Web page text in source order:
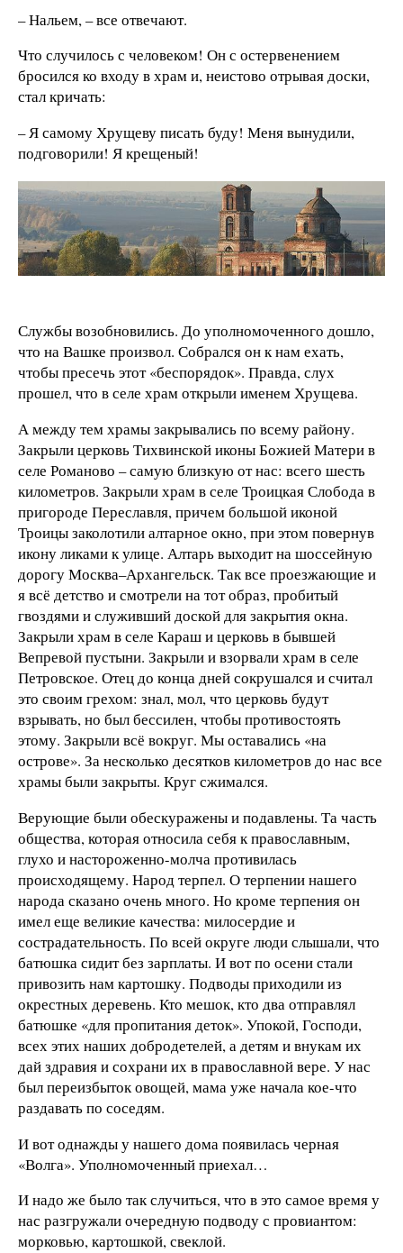
– Нальем, – все отвечают.
Что случилось с человеком! Он с остервенением
бросился ко входу в храм и, неистово отрывая доски,
стал кричать:
– Я самому Хрущеву писать буду! Меня вынудили,
подговорили! Я крещеный!
Службы возобновились. До уполномоченного дошло,
что на Вашке произвол. Собрался он к нам ехать,
чтобы пресечь этот «беспорядок». Правда, слух
прошел, что в селе храм открыли именем Хрущева.
А между тем храмы закрывались по всему району.
Закрыли церковь Тихвинской иконы Божией Матери в
селе Романово – самую близкую от нас: всего шесть
километров. Закрыли храм в селе Троицкая Слобода в
пригороде Переславля, причем большой иконой
Троицы заколотили алтарное окно, при этом повернув
икону ликами к улице. Алтарь выходит на шоссейную
дорогу Москва–Архангельск. Так все проезжающие и
я всё детство и смотрели на тот образ, пробитый
гвоздями и служивший доской для закрытия окна.
Закрыли храм в селе Караш и церковь в бывшей
Вепревой пустыни. Закрыли и взорвали храм в селе
Петровское. Отец до конца дней сокрушался и считал
это своим грехом: знал, мол, что церковь будут
взрывать, но был бессилен, чтобы противостоять
этому. Закрыли всё вокруг. Мы оставались «на
острове». За несколько десятков километров до нас все
храмы были закрыты. Круг сжимался.
Верующие были обескуражены и подавлены. Та часть
общества, которая относила себя к православным,
глухо и настороженно-молча противилась
происходящему. Народ терпел. О терпении нашего
народа сказано очень много. Но кроме терпения он
имел еще великие качества: милосердие и
сострадательность. По всей округе люди слышали, что
батюшка сидит без зарплаты. И вот по осени стали
привозить нам картошку. Подводы приходили из
окрестных деревень. Кто мешок, кто два отправлял
батюшке «для пропитания деток». Упокой, Господи,
всех этих наших добродетелей, а детям и внукам их
дай здравия и сохрани их в православной вере. У нас
был переизбыток овощей, мама уже начала кое-что
раздавать по соседям.
И вот однажды у нашего дома появилась черная
«Волга». Уполномоченный приехал…
И надо же было так случиться, что в это самое время у
нас разгружали очередную подводу с провиантом:
морковью, картошкой, свеклой.